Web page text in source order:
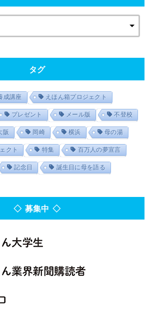
タグ
成講座 えほん箱プロジェクト
プレゼント メール版 不登校
阪 岡崎 横浜 母の湯
クト 特集 百万人の夢宣言
記念日 誕生日に母を語る
◇ 募集中 ◇